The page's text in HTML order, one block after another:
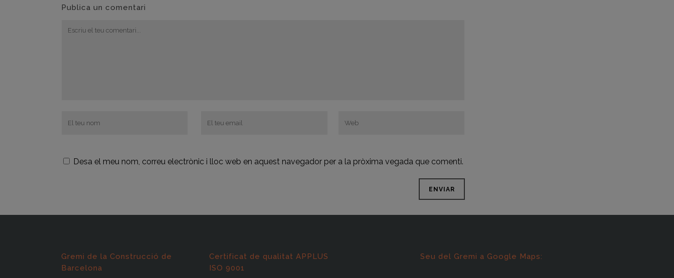
Publica un comentari
Desa el meu nom, correu electrònic i lloc web en aquest navegador per a la pròxima vegada que comenti.
Gremi de la Construcció de
Barcelona
Certificat de qualitat APPLUS
ISO 9001
Seu del Gremi a Google Maps: